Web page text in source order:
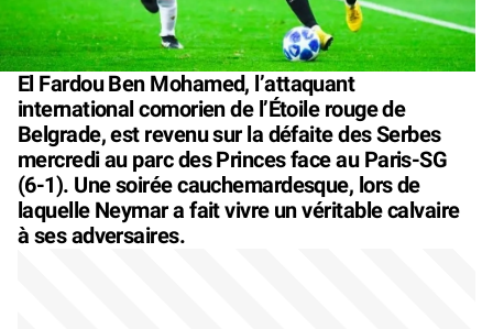
El Fardou Ben Mohamed, l’attaquant
international comorien de l’Étoile rouge de
Belgrade, est revenu sur la défaite des Serbes
mercredi au parc des Princes face au Paris-SG
(6-1). Une soirée cauchemardesque, lors de
laquelle Neymar a fait vivre un véritable calvaire
à ses adversaires.